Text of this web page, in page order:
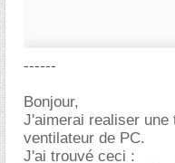
------
Bonjour,
J'aimerai realiser une
ventilateur de PC.
J'ai trouvé ceci :